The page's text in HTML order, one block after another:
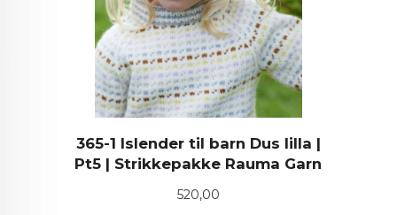
365-1 Islender til barn Dus lilla |
Pt5 | Strikkepakke Rauma Garn
Pris
520,00